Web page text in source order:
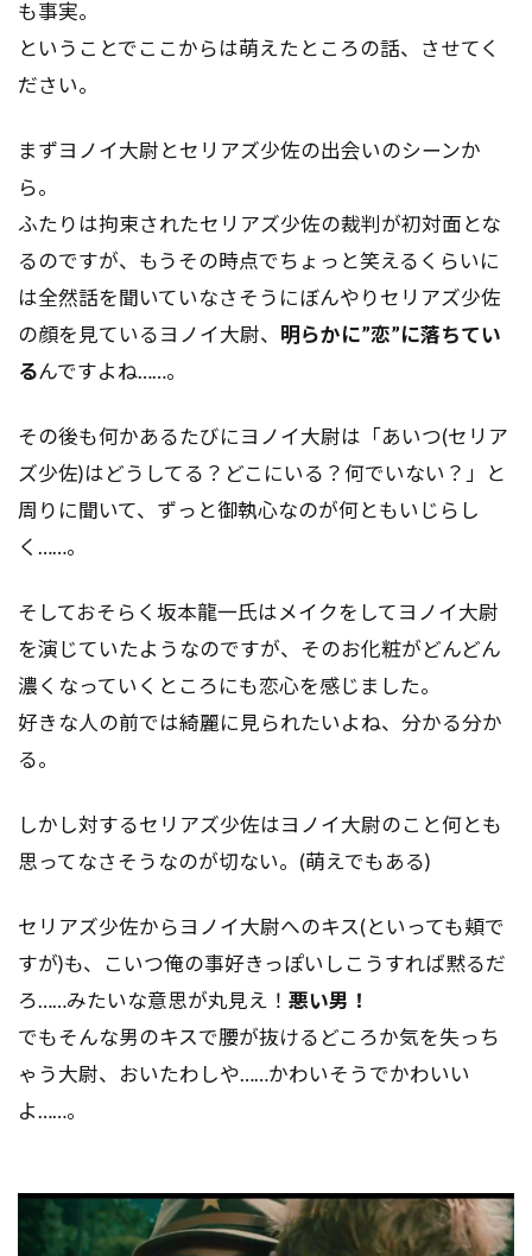
も事実。
ということでここからは萌えたところの話、させてく
ださい。
まずヨノイ大尉とセリアズ少佐の出会いのシーンか
ら。
ふたりは拘束されたセリアズ少佐の裁判が初対面とな
るのですが、もうその時点でちょっと笑えるくらいに
は全然話を聞いていなさそうにぼんやりセリアズ少佐
の顔を見ているヨノイ大尉、 明らかに”恋”に落ちてい
るんですよね……。
その後も何かあるたびにヨノイ大尉は「あいつ(セリア
ズ少佐)はどうしてる？どこにいる？何でいない？」と
周りに聞いて、ずっと御執心なのが何ともいじらし
く……。
そしておそらく坂本龍一氏はメイクをしてヨノイ大尉
を演じていたようなのですが、そのお化粧がどんどん
濃くなっていくところにも恋心を感じました。
好きな人の前では綺麗に見られたいよね、分かる分か
る。
しかし対するセリアズ少佐はヨノイ大尉のこと何とも
思ってなさそうなのが切ない。(萌えでもある)
セリアズ少佐からヨノイ大尉へのキス(といっても頬で
すが)も、こいつ俺の事好きっぽいしこうすれば黙るだ
ろ……みたいな意思が丸見え！ 悪い男！
でもそんな男のキスで腰が抜けるどころか気を失っち
ゃう大尉、おいたわしや……かわいそうでかわいい
よ……。